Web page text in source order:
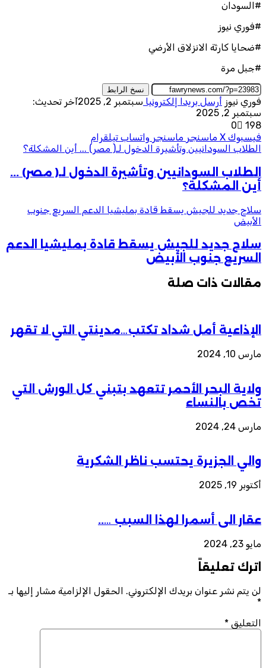
#السودان
#فوري نيوز
#ضحايا كارثة الانزلاق الأرضي
#جبل مرة
نسخ الرابط
فوري نيوز أرسل بريدا إلكترونيا سبتمبر 2, 2025
آخر تحديث:
سبتمبر 2, 2025
0
198
فيسبوك ‫X ماسنجر ماسنجر واتساب تيلقرام
الطلاب السودانيين وتأشيرة الدخول لـ( مصر) ... أين المشكلة؟
الطلاب السودانيين وتأشيرة الدخول لـ( مصر) ...
أين المشكلة؟
سلاح جديد للجيش يسقط قادة بمليشيا الدعم السريع جنوب
الأبيض
سلاح جديد للجيش يسقط قادة بمليشيا الدعم
السريع جنوب الأبيض
مقالات ذات صلة
الإذاعية أمل شداد تكتب…مدينتي التي لا تقهر
مارس 10, 2024
ولاية البحر الأحمر تتعهد بتبني كل الورش التي
تخص بالنساء
مارس 24, 2024
والي الجزيرة يحتسب ناظر الشكرية
أكتوبر 19, 2025
عقار الى أسمرا لهذا السبب …..
مايو 23, 2024
اترك تعليقاً
لن يتم نشر عنوان بريدك الإلكتروني. الحقول الإلزامية مشار إليها بـ
*
التعليق *